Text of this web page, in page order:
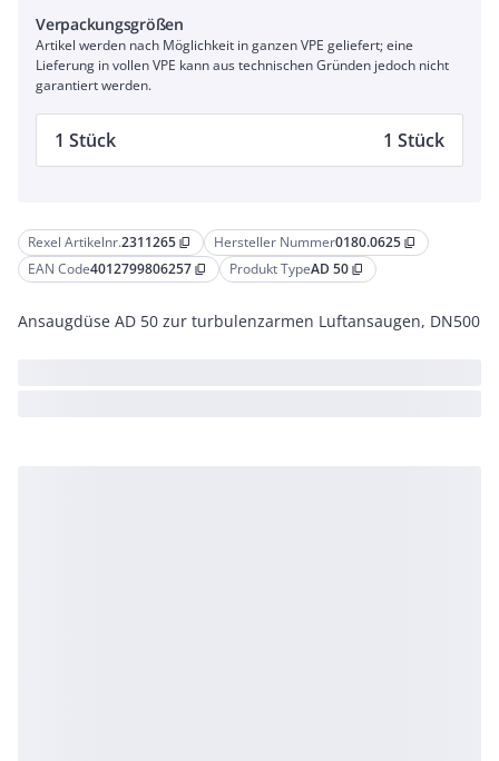
Rexel Artikelnr.2311265 content_copy Hersteller Nummer0180.0625 content_copy
EAN Code4012799806257 content_copy Produkt TypeAD 50 content_copy
Ansaugdüse AD 50 zur turbulenzarmen Luftansaugen, DN500
Verpackungsgrößen
Artikel werden nach Möglichkeit in ganzen VPE geliefert; eine
Lieferung in vollen VPE kann aus technischen Gründen jedoch nicht
garantiert werden.
1 Stück 1 Stück